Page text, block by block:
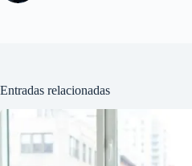
Entradas relacionadas